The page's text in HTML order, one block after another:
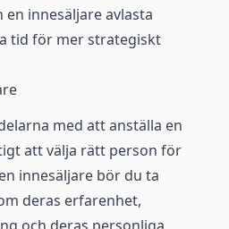
innesäljare avlasta
tid för mer strategiskt
med att anställa en
att välja rätt person för
innesäljare bör du ta
deras erfarenhet,